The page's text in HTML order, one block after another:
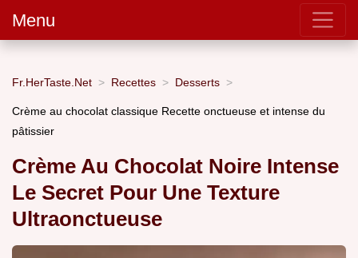
Menu
Fr.HerTaste.Net Recettes Desserts
Crème au chocolat classique Recette onctueuse et intense du
pâtissier
Crème Au Chocolat Noire Intense
Le Secret Pour Une Texture
Ultraonctueuse